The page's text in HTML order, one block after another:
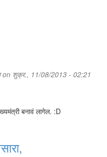
on शुक्र., 11/08/2013 - 02:21
बनावं लागेल. :D